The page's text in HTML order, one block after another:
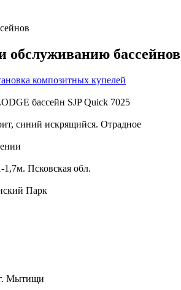
обслуживанию бассейнов
композитных купелей
бассейн SJP Quick 7025
синий искрящийся. Отрадное
1,7м. Псковская обл.
Парк
г. Мытищи